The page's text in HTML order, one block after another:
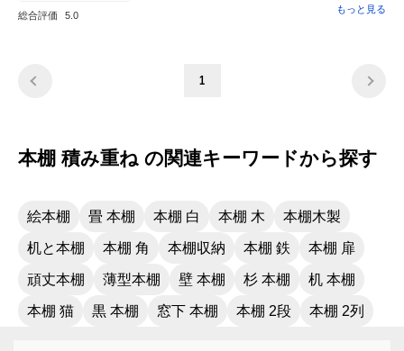
総合評価 5.0
セロハンテープや鉛筆削り機、ハンカチやマ
もっと見る
1
本棚 積み重ね の関連キーワードから探す
絵本棚 畳 本棚 本棚 白 本棚 木 本棚木製
机と本棚 本棚 角 本棚収納 本棚 鉄 本棚 扉
頑丈本棚 薄型本棚 壁 本棚 杉 本棚 机 本棚
本棚 猫 黒 本棚 窓下 本棚 本棚 2段 本棚 2列